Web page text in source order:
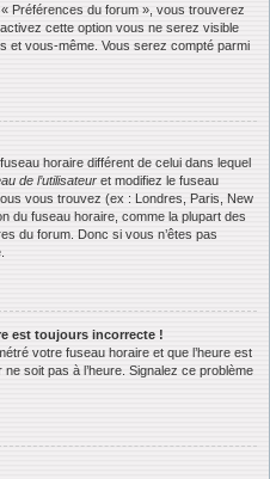
Préférences du forum », vous trouverez
activez cette option vous ne serez visible
et vous-même. Vous serez compté parmi
horaire différent de celui dans lequel
de l’utilisateur et modifiez le fuseau
vous trouvez (ex : Londres, Paris, New
du fuseau horaire, comme la plupart des
du forum. Donc si vous n’êtes pas
est toujours incorrecte !
votre fuseau horaire et que l’heure est
soit pas à l’heure. Signalez ce problème